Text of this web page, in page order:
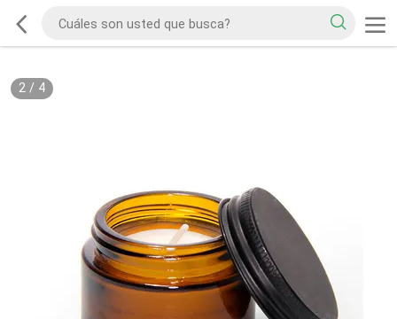
2/ 4